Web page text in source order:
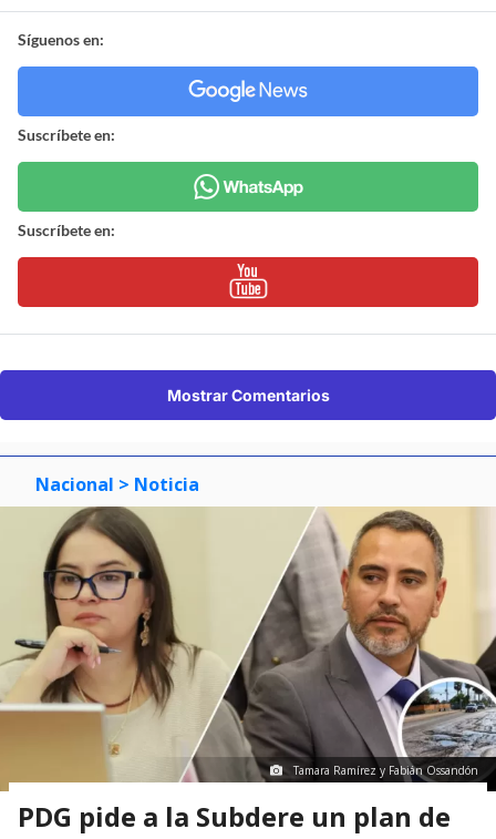
Síguenos en:
Suscríbete en:
Suscríbete en:
Mostrar Comentarios
Nacional > Noticia
Tamara Ramírez y Fabián Ossandón
PDG pide a la Subdere un plan de